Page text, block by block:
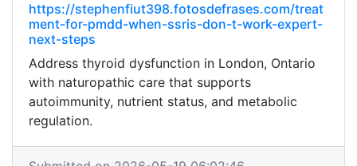
https://stephenfiut398.fotosdefrases.com/treat
ment-for-pmdd-when-ssris-don-t-work-expert-
next-steps
Address thyroid dysfunction in London, Ontario
with naturopathic care that supports
autoimmunity, nutrient status, and metabolic
regulation.